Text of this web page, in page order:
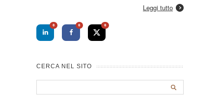
Leggi tutto
0 0 0
CERCA NEL SITO